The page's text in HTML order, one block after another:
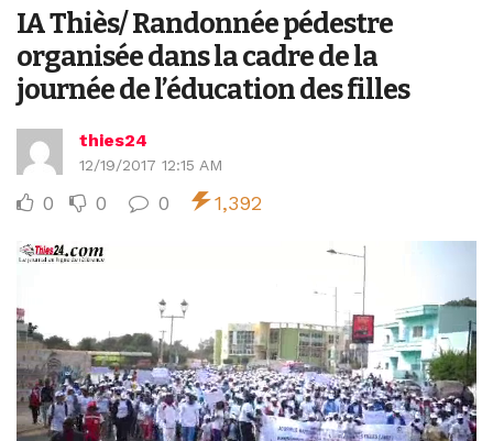
IA Thiès/ Randonnée pédestre
organisée dans la cadre de la
journée de l’éducation des filles
thies24
12/19/2017 12:15 AM
0 0 0 1,392